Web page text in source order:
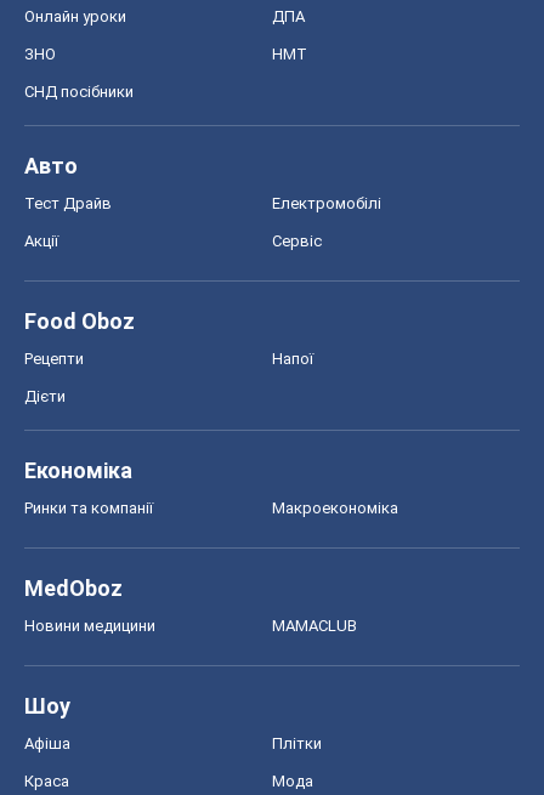
Онлайн уроки ДПА
ЗНО НМТ
СНД посібники
Авто
Тест Драйв Електромобілі
Акції Сервіс
Food Oboz
Рецепти Напої
Дієти
Економіка
Ринки та компанії Макроекономіка
MedOboz
Новини медицини MAMACLUB
Шоу
Афіша Плітки
Краса Мода